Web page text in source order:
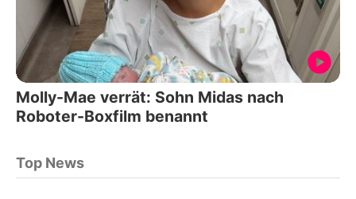
Molly-Mae verrät: Sohn Midas nach
Roboter-Boxfilm benannt
Top News